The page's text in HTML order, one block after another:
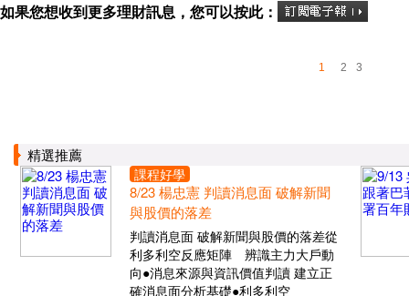
如果您想收到更多理財訊息，您可以按此：
1 2 3
精選推薦
課程好學
8/23 楊忠憲 判讀消息面 破解新聞
與股價的落差
判讀消息面 破解新聞與股價的落差從
利多利空反應矩陣 辨識主力大戶動
向●消息來源與資訊價值判讀 建立正
確消息面分析基礎●利多利空